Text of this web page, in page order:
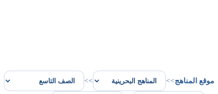
موقع المناهج>>
>>